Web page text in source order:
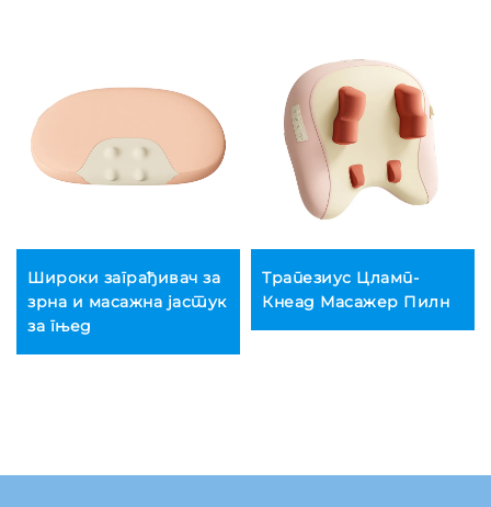
Широки заграђивач за
зрна и масажна јастук
за гњед
Трапезиус Цламп-
Кнеад Масажер Пилн